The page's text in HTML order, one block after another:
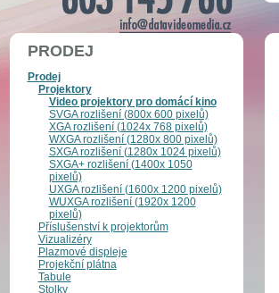
PRODEJ
Prodej
Projektory
Video projektory pro domácí kino
SVGA rozlišení (800x 600 pixelů)
XGA rozlišení (1024x 768 pixelů)
WXGA rozlišení (1280x 800 pixelů)
SXGA rozlišení (1280x 1024 pixelů)
SXGA+ rozlišení (1400x 1050
pixelů)
UXGA rozlišení (1600x 1200 pixelů)
WUXGA rozlišení (1920x 1200
pixelů)
Příslušenství k projektorům
Vizualizéry
Plazmové displeje
Projekční plátna
Tabule
Stolky